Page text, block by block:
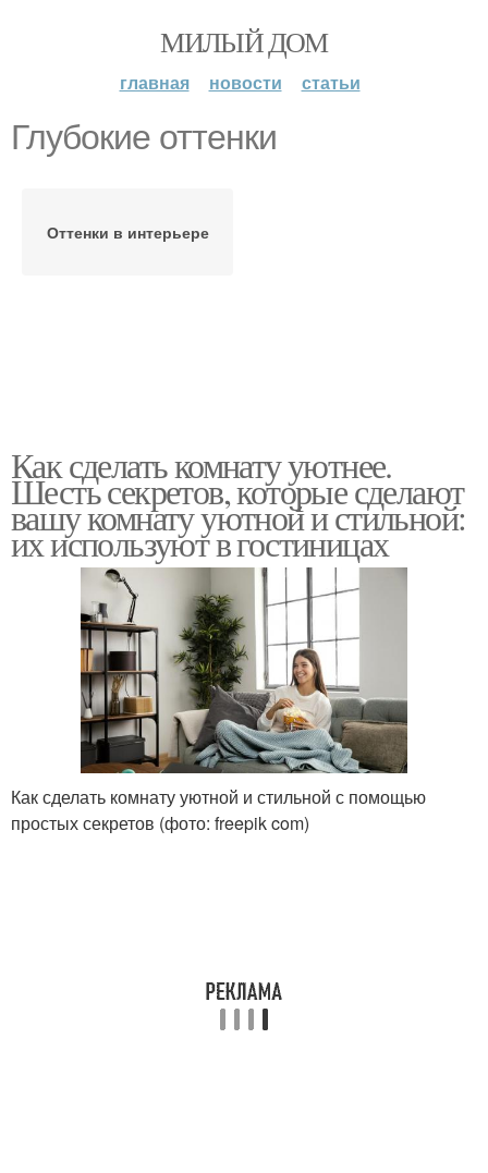
МИЛЫЙ ДОМ
главная новости статьи
Глубокие оттенки
Оттенки в интерьере
Как сделать комнату уютнее.
Шесть секретов, которые сделают
вашу комнату уютной и стильной:
их используют в гостиницах
Как сделать комнату уютной и стильной с помощью
простых секретов (фото: freepik com)